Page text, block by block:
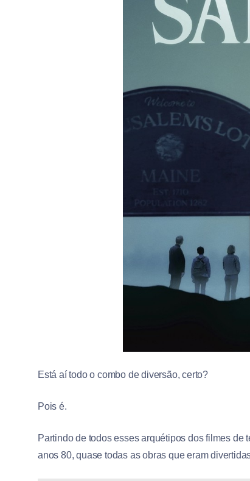
Está aí todo o combo de diversão, certo?
Pois é.
Partindo de todos esses arquétipos dos filmes
anos 80, quase todas as obras que eram